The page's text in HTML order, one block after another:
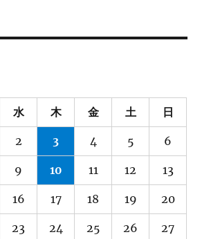
水 木 金 土 日
2 3 4 5 6
9 10 11 12 13
16 17 18 19 20
23 24 25 26 27